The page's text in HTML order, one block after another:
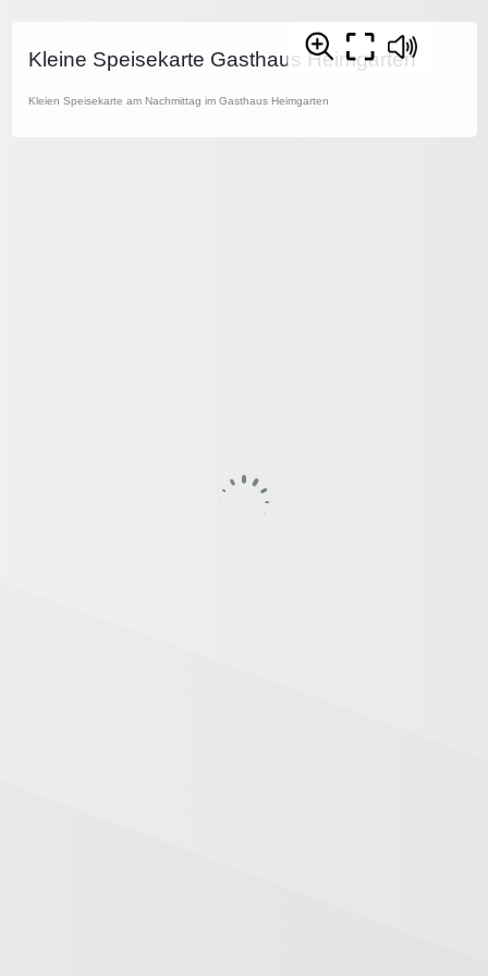
Kleine Speisekarte Gasthaus Heimgarten
Kleien Speisekarte am Nachmittag im Gasthaus Heimgarten